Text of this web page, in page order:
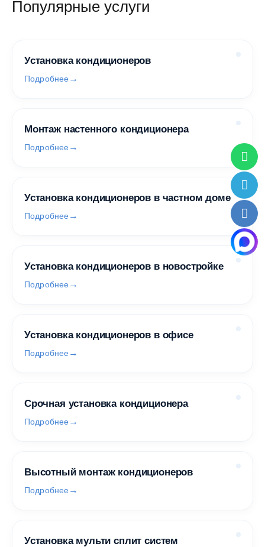
Популярные услуги
Установка кондиционеров
Подробнее
Монтаж настенного кондиционера
Подробнее
Установка кондиционеров в частном доме
Подробнее
Установка кондиционеров в новостройке
Подробнее
Установка кондиционеров в офисе
Подробнее
Срочная установка кондиционера
Подробнее
Высотный монтаж кондиционеров
Подробнее
Установка мульти сплит систем